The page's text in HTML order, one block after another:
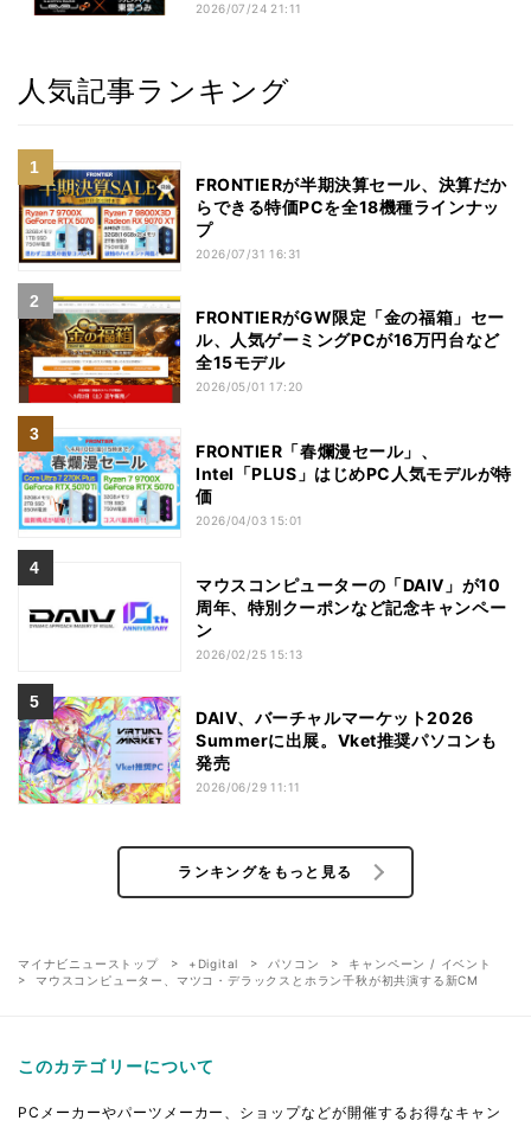
2026/07/24 21:11
人気記事ランキング
FRONTIERが半期決算セール、決算だか
らできる特価PCを全18機種ラインナッ
プ
2026/07/31 16:31
FRONTIERがGW限定「金の福箱」セー
ル、人気ゲーミングPCが16万円台など
全15モデル
2026/05/01 17:20
FRONTIER「春爛漫セール」、
Intel「PLUS」はじめPC人気モデルが特
価
2026/04/03 15:01
マウスコンピューターの「DAIV」が10
周年、特別クーポンなど記念キャンペー
ン
2026/02/25 15:13
DAIV、バーチャルマーケット2026
Summerに出展。Vket推奨パソコンも
発売
2026/06/29 11:11
ランキングをもっと見る
マイナビニューストップ +Digital パソコン
キャンペーン / イベント
マウスコンピューター、マツコ・デラックスとホラン千秋が初共演する新CM
このカテゴリーについて
PCメーカーやパーツメーカー、ショップなどが開催するお得なキャン